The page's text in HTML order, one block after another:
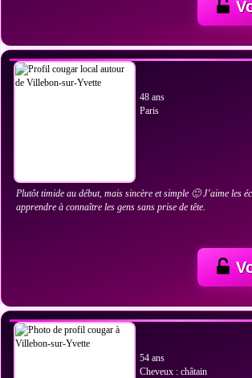
48 ans
Paris
Plutôt timide au début, mais sincère et simple 🙂 J’aime les
apprendre à connaître les gens sans prise de tête.
54 ans
Cheveux : châtain